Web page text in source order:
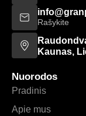
Rašykite
Kaunas,
Nuorodos
Pradinis
Apie mus